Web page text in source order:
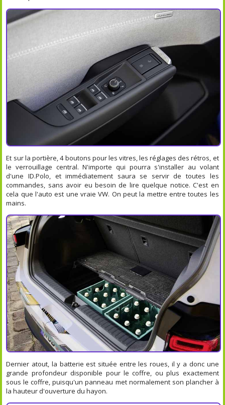
Et sur la portière, 4 boutons pour les vitres, les réglages des rétros, et
le verrouillage central. N'importe qui pourra s'installer au volant
d'une ID.Polo, et immédiatement saura se servir de toutes les
commandes, sans avoir eu besoin de lire quelque notice. C'est en
cela que l'auto est une vraie VW. On peut la mettre entre toutes les
mains.
Dernier atout, la batterie est située entre les roues, il y a donc une
grande profondeur disponible pour le coffre, ou plus exactement
sous le coffre, puisqu'un panneau met normalement son plancher à
la hauteur d'ouverture du hayon.